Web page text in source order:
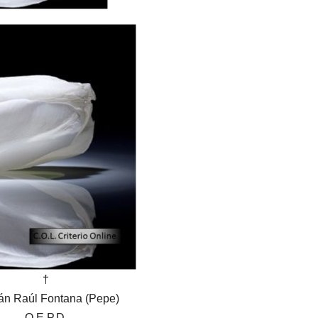
†
Raúl Fontana (Pepe)